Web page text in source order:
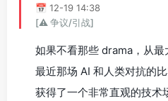
📅 12-19 14:38
[⚠️ 争议/引战]
如果不看那些 drama，从最
最近那场 AI 和人类对抗的
获得了一个非常直观的技术